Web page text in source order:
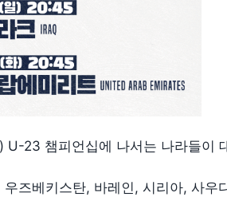
U-23 챔피언십에 나서는 나라들이
즈베키스탄, 바레인, 시리아, 사우